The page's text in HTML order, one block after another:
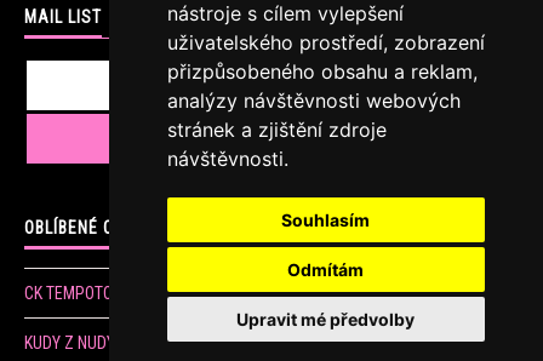
nástroje s cílem vylepšení
uživatelského prostředí, zobrazení
přizpůsobeného obsahu a reklam,
analýzy návštěvnosti webových
stránek a zjištění zdroje
návštěvnosti.
Souhlasím
Odmítám
Upravit mé předvolby
MAIL LIST
OBLÍBENÉ ODKAZY
CK TEMPOTOURS
KUDY Z NUDY sportovní, kulturní a jiné akce